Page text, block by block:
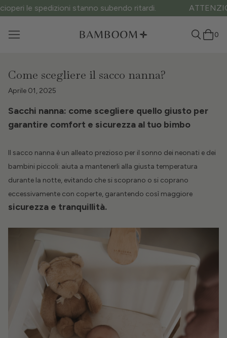
ATTENZIONE ai siti fake: questo è l’unico sito ufficiale.
0
Come scegliere il sacco nanna?
Aprile 01, 2025
Sacchi nanna: come scegliere quello giusto per
garantire comfort e sicurezza al tuo bimbo
Il sacco nanna è un alleato prezioso per il sonno dei neonati e dei
bambini piccoli: aiuta a mantenerli alla giusta temperatura
durante la notte, evitando che si scoprano o si coprano
eccessivamente con coperte, garantendo così maggiore
sicurezza e tranquillità.